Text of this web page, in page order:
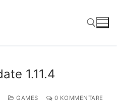
1.11.4
GAMES 0 KOMMENTARE